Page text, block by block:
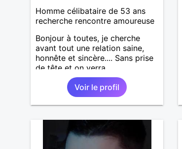
Homme célibataire de 53 ans
recherche rencontre amoureuse
Bonjour à toutes, je cherche
avant tout une relation saine,
honnête et sincère.... Sans prise
de tête et on verra
Voir le profil